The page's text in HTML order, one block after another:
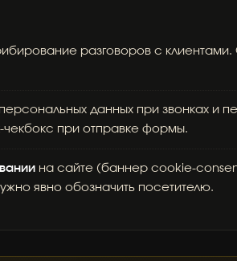
разговоров с
данных при звонках и
чекбокс при отправке формы.
на сайте (баннер cookie-
явно обозначить посетителю.